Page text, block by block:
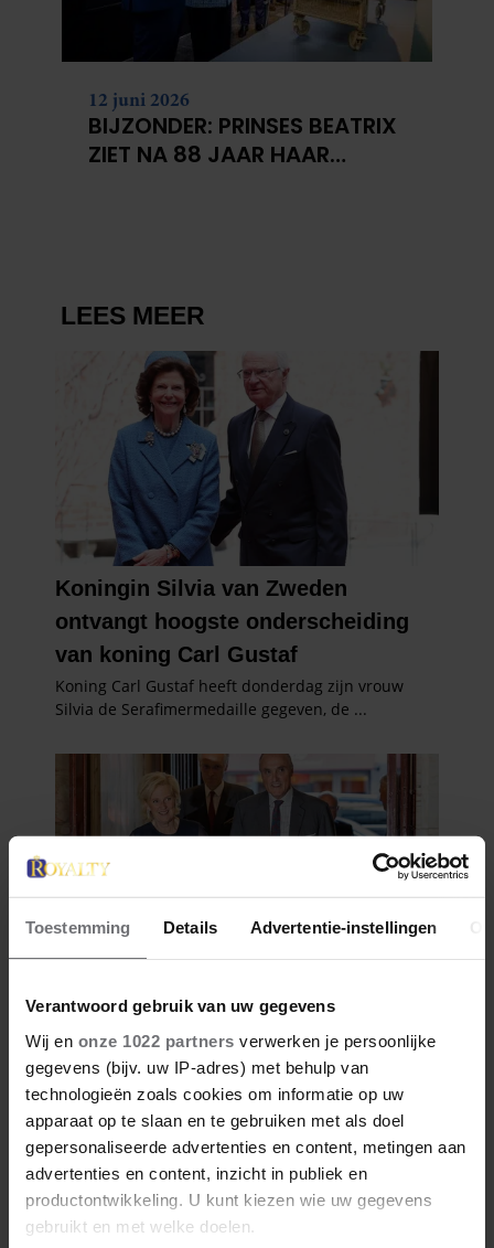
Toestemming Details Advertentie-instellingen
Verantwoord gebruik van uw gegevens
Wij en onze 1022 partners verwerken je persoonlijke
gegevens (bijv. uw IP-adres) met behulp van
technologieën zoals cookies om informatie op uw
apparaat op te slaan en te gebruiken met als doel
gepersonaliseerde advertenties en content, metingen aan
advertenties en content, inzicht in publiek en
productontwikkeling. U kunt kiezen wie uw gegevens
gebruikt en met welke doelen.
12 juni 2026
BIJZONDER: PRINSES BEATRIX
ZIET NA 88 JAAR HAAR